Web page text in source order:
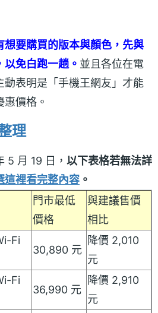
想要購買的版本與顏色，先與
免白跑一趟。 並且各位在電
動表明是「手機王網友」才能
價格。
理
5 月 19 日， 以下表格若無法詳
這裡看完整內容 。
門市最低
價格
與建議售價
相比
Fi
30,890 元
降價 2,010
元
Fi
36,990 元
降價 2,910
元